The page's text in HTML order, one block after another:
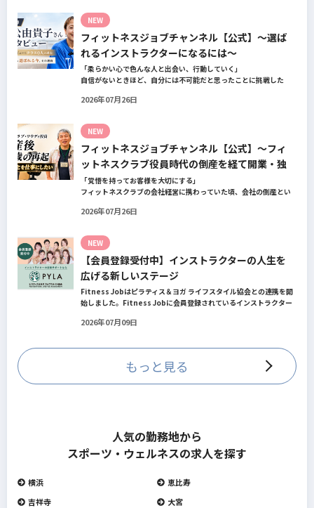
NEW
フィットネスジョブチャンネル【公式】～選ば
れるインストラクターになるには～
「柔らかい心で色んな人と出会い、行動していく」
自信がないときほど、自分には不可能だと思ったことに挑戦した
そんな風に自分だけでは思いつかないことを行動に移してきた結果
さん。選ばれるインストラクターになるために若松さんが取られた
行動とは？
2026年07月26日
NEW
フィットネスジョブチャンネル【公式】～フィ
ットネスクラブ役員時代の倒産を経て開業・独
立～
「覚悟を持ってお客様を大切にする」
フィットネスクラブの会社経営に携わっていた頃、会社の倒産とい
たパーソナルジム「ファントレイン」代表近藤健祐さんにインタビ
フィットネスクラブのキャンペーンや違約金制度はお客様を大切に
する仕組みだろうか！？資金が底をつく恐怖と闘いながらもお客様
との絆を築き上げた秘訣とは？
2026年07月26日
NEW
【会員登録受付中】インストラクターの人生を
広げる新しいステージ
Fitness Jobはピラティス＆ヨガ ライフスタイル協会との連携を開
始しました。Fitness Jobに会員登録されているインストラクター
トをしていきます。
2026年07月09日
もっと見る
人気の勤務地から
スポーツ・ウェルネスの求人を探す
横浜
恵比寿
吉祥寺
大宮